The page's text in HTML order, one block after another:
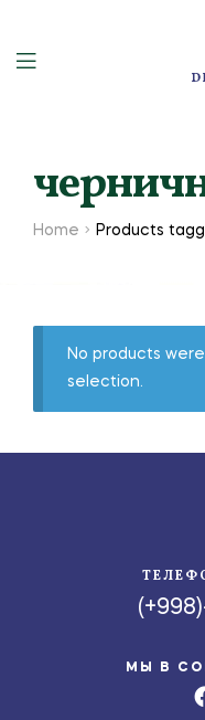
Home Products
No products
selection.
МЫ В